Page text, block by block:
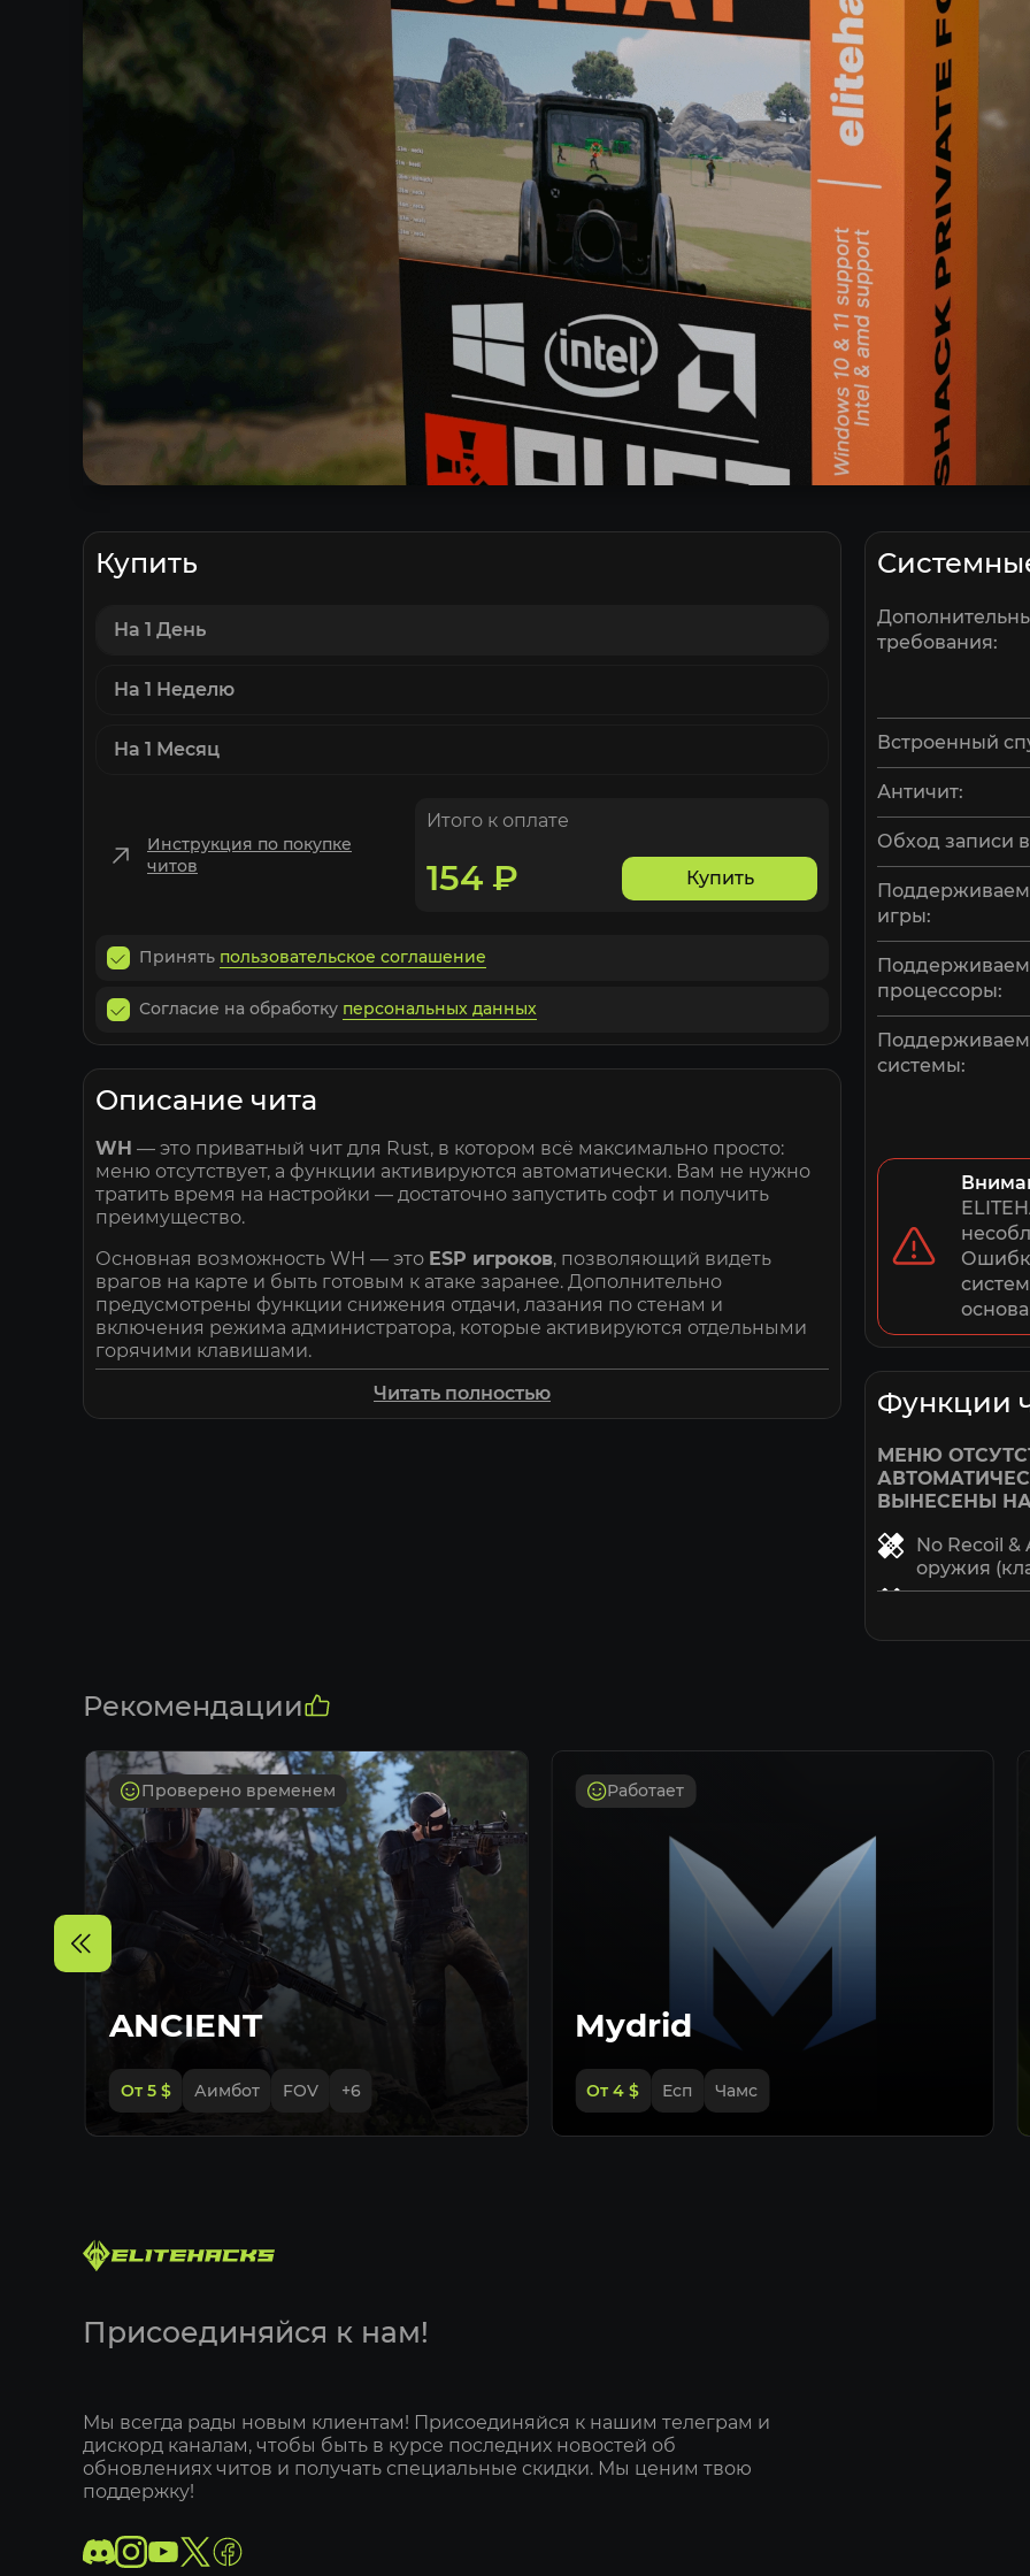
Купить
На 1 День
На 1 Неделю
На 1 Месяц
Инструкция по покупке
читов
Итого к оплате
154 ₽ Купить
Принять пользовательское соглашение
Согласие на обработку персональных данных
Описание чита
WH — это приватный чит для Rust, в котором всё максимально просто:
меню отсутствует, а функции активируются автоматически. Вам не нужно
тратить время на настройки — достаточно запустить софт и получить
преимущество.
Основная возможность WH — это ESP игроков, позволяющий видеть
врагов на карте и быть готовым к атаке заранее. Дополнительно
предусмотрены функции снижения отдачи, лазания по стенам и
включения режима администратора, которые активируются отдельными
горячими клавишами.
Чит регулярно обновляется, поэтому функционал может меняться, но
всегда остаётся удобным и актуальным.
Читать полностью
требования:
Встроенный
Античит:
Обход записи
игры:
процессоры:
системы:
Функции
МЕНЮ
ВЫНЕСЕНЫ
No Recoil
оружия
игроков
серверах
Always a
Panic key
(клавиша
*
момент на
стараемся
Рекомендации
Проверено временем
ANCIENT
От 5 $ Аимбот FOV +6
Работает
Mydrid
От 4 $ Есп Чамс
Присоединяйся к нам!
Мы всегда рады новым клиентам! Присоединяйся к нашим телеграм и
дискорд каналам, чтобы быть в курсе последних новостей об
обновлениях читов и получать специальные скидки. Мы ценим твою
поддержку!